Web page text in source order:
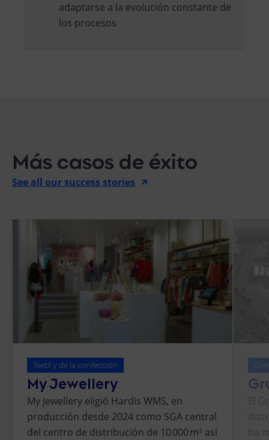
adaptarse a la evolución constante de
los procesos
Más casos de éxito
See all our success stories
Textil y de la confección
My Jewellery
My Jewellery eligió Hardis WMS, en
producción desde 2024 como SGA central
del centro de distribución de 10 000 m² así